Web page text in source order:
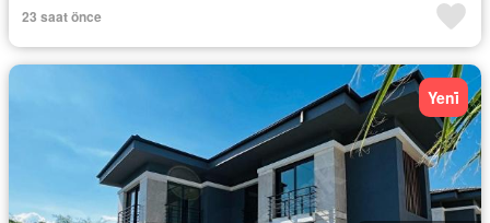
23 saat önce
Yeni̇